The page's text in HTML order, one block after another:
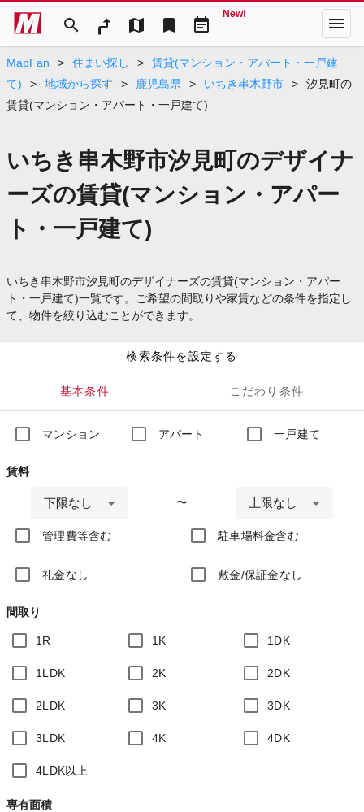
search map bookmark event_note
New! menu
MapFan > 住まい探し >
賃貸(マンション・アパート・一戸建
て)
> 地域から探す > 鹿児島県 > いちき串木野市 >
汐見町の
賃貸(マンション・アパート・一戸建て)
いちき串木野市汐見町のデザイナ
ーズの賃貸(マンション・アパー
ト・一戸建て)
いちき串木野市汐見町のデザイナーズの賃貸(マンション・アパー
ト・一戸建て)一覧です。ご希望の間取りや家賃などの条件を指定し
て、物件を絞り込むことができます。
検索条件を設定する
基本条件 こだわり条件
マンション アパート 一戸建て
賃料
下限なし 〜 上限なし
管理費等含む 駐車場料金含む
礼金なし 敷金/保証金なし
間取り
1R 1K 1DK
1LDK 2K 2DK
2LDK 3K 3DK
3LDK 4K 4DK
4LDK以上
専有面積